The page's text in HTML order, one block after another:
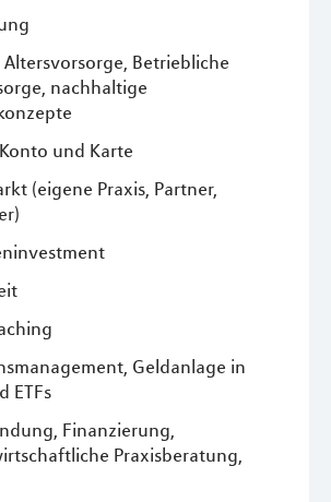
Altersvorsorge, Betriebliche
nachhaltige
und Karte
(eigene Praxis, Partner,
Geldanlage in
ETFs
Finanzierung,
Praxisberatung,